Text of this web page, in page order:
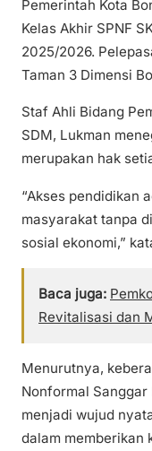
Pemerintah Kota
Kelas Akhir SPNF
2025/2026.
Taman 3 Dimensi
Staf Ahli Bidang
SDM, Lukman
merupakan hak
“Akses pendidikan
masyarakat tanpa
sosial ekonomi,”
Baca juga:
Revitalisasi dan
Menurutnya,
Nonformal Sanggar
menjadi wujud
dalam memberikan